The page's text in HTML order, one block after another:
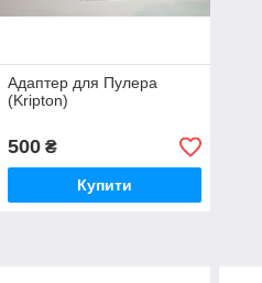
Адаптер для Пулера
(Kripton)
500₴
Купити